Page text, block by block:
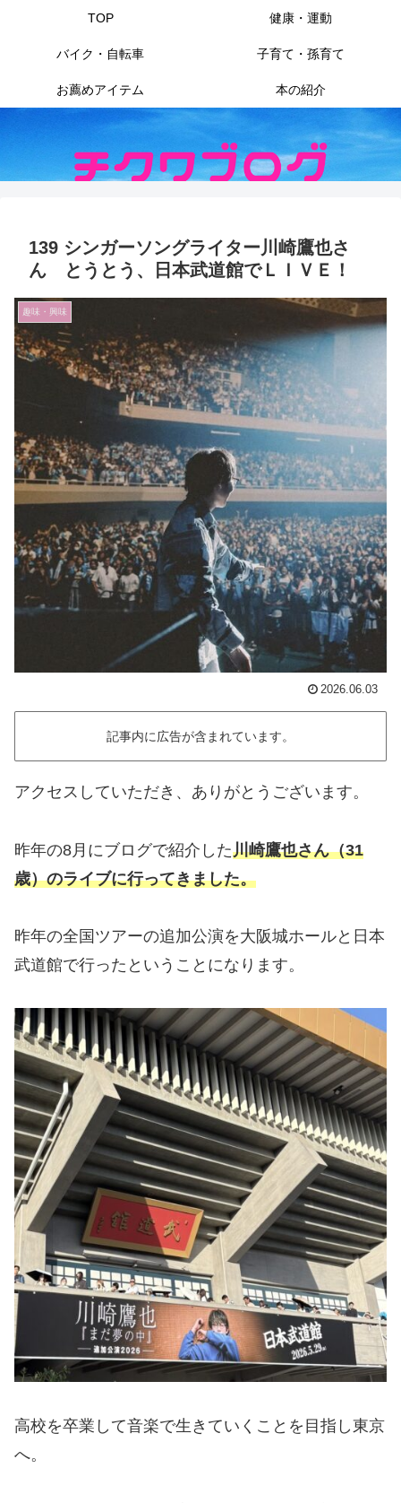
TOP 健康・運動
バイク・自転車 子育て・孫育て
お薦めアイテム 本の紹介
139 シンガーソングライター川崎鷹也さ
ん とうとう、日本武道館でＬＩＶＥ！
趣味・興味
2026.06.03
記事内に広告が含まれています。
アクセスしていただき、ありがとうございます。
昨年の8月にブログで紹介した川崎鷹也さん（31
歳）のライブに行ってきました。
昨年の全国ツアーの追加公演を大阪城ホールと日本
武道館で行ったということになります。
高校を卒業して音楽で生きていくことを目指し東京
へ。